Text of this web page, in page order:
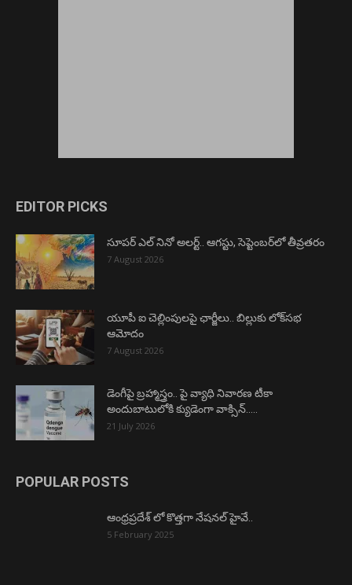
EDITOR PICKS
సూపర్ ఎల్ నినో అలర్ట్.. ఆగస్టు, సెప్టెంబర్‌లో తీవ్రతరం
7 August 2026
యూపీ ఐ చెల్లింపులపై ఛార్జీలు.. బిల్లుకు లోక్‌సభ
ఆమోదం
7 August 2026
డెంగీపై బ్రహ్మాస్త్రం.. పై వ్యాధి నివారణ టీకా
అందుబాటులోకి క్యుడెంగా వాక్సిన్…..
21 July 2026
POPULAR POSTS
ఆంధ్రప్రదేశ్ లో కొత్తగా నేషనల్ హైవే..
5 February 2025